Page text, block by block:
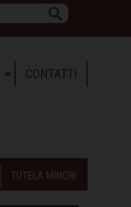
CONTATTI
TUTELA MINORI